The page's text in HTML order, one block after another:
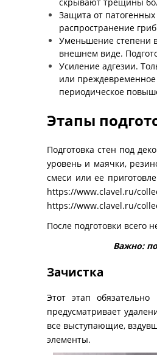
Защита от патогенных
распространение
Уменьшение степени
внешнем виде.
Усиление адгезии.
или преждевременное
периодическое
Этапы
Подготовка стен под
уровень и маячки,
смеси или ее
https://www.clavel.ru/
https://www.clavel.ru/
После подготовки всего
Важно:
Зачистка
Этот этап
предусматривает
все выступающие,
элементы.